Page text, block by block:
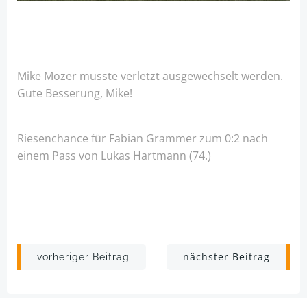
Mike Mozer musste verletzt ausgewechselt werden.
Gute Besserung, Mike!
Riesenchance für Fabian Grammer zum 0:2 nach
einem Pass von Lukas Hartmann (74.)
Post
vorheriger Beitrag
Post
nächster Beitrag